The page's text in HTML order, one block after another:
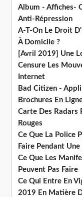
Album - Affiches-
Anti-Répression
A-T-On Le Droit
À Domicile ?
[Avril 2019] Une
Censure Les
Internet
Bad Citizen -
Brochures En
Carte Des Radars
Rouges
Ce Que La Police
Faire Pendant
Ce Que Les
Peuvent Pas Faire
Ce Qui Entre En
2019 En Matière